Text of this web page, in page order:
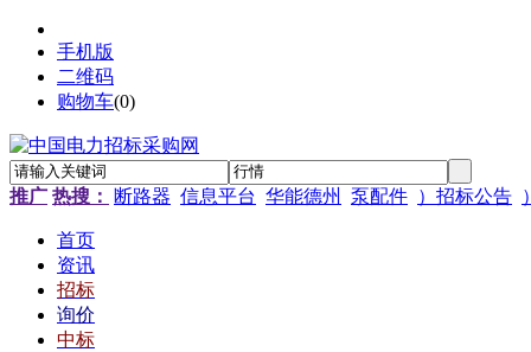
手机版
二维码
购物车(0)
推广 热搜： 断路器 信息平台 华能德州 泵配件 ）招标公告
首页
资讯
招标
询价
中标